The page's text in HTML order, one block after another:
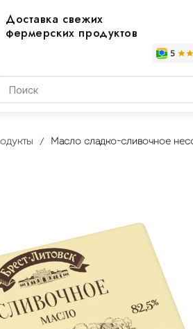
Доставка свежих
фермерских продуктов
Масло сладко-сливочное